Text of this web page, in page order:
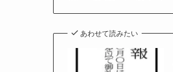
あわせて読みたい